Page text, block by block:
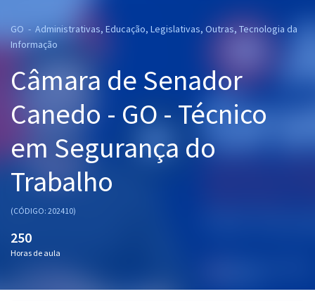
Assinatura Ilimitada
Cursos 20% OFF
Graduação
OAB
Mentorias
Conteúdo gratuito
GO - Administrativas, Educação, Legislativas, Outras, Tecnologia da
Informação
Câmara de Senador
Canedo - GO - Técnico
em Segurança do
Trabalho
(CÓDIGO: 202410)
250
Horas de aula